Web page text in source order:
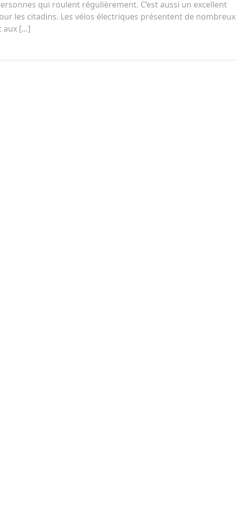
qui roulent régulièrement. C’est aussi un excellent
les citadins. Les vélos électriques présentent de nombreux
aux […]